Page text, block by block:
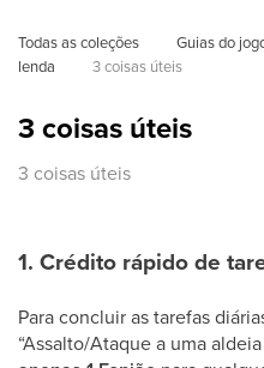
Todas as coleções Guias do
lenda
3 coisas úteis
3 coisas úteis
3 coisas úteis
1. Crédito rápido de
Para concluir as tarefas
“Assalto/Ataque a uma